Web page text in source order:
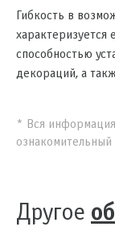
Гибкость в
характеризуется
способностью
декораций, а
* Вся
ознакомительный
Другое